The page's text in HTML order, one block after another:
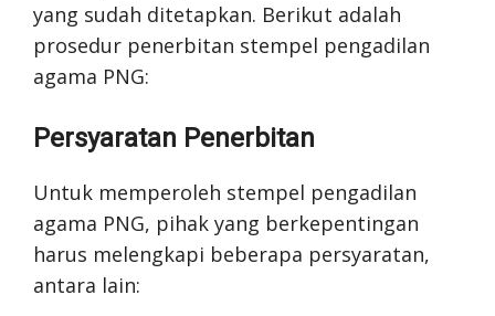
yang sudah ditetapkan. Berikut adalah
prosedur penerbitan stempel pengadilan
agama PNG:
Persyaratan Penerbitan
Untuk memperoleh stempel pengadilan
agama PNG, pihak yang berkepentingan
harus melengkapi beberapa persyaratan,
antara lain: